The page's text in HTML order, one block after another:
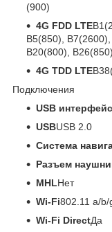
(900)
4G FDD LTE
B5(850),
B20(800),
4G TDD LTE
Подключения
USB интерфейс
USBUSB 2.0
Система
Разъем
MHLНет
Wi-Fi802.11 a/b/
Wi-Fi DirectДа